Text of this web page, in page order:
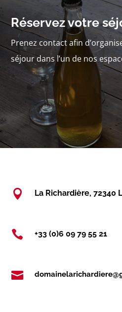
Réservez votre
Prenez contact afin
séjour dans l’un de nos
 La Richardière, 72340
 +33 (0)6 09 79 55 21
